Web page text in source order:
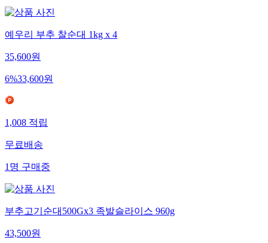
예우리 부추 찰순대 1kg x 4
35,600원
6%33,600원
1,008적립
무료배송
1명구매중
부추고기순대500Gx3 족발슬라이스 960g
43,500원